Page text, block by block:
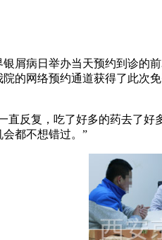
屑病日举办当天预约到诊的
的网络预约通道获得了此次免
直反复，吃了好多的药去了
都不想错过。”